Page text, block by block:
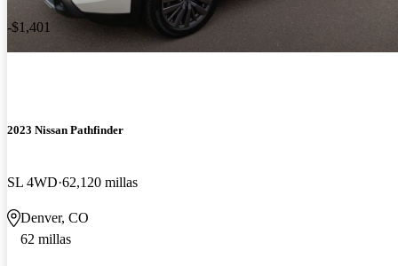
-$1,401
2023 Nissan Pathfinder
SL 4WD 62,120 millas
Denver, CO
62 millas